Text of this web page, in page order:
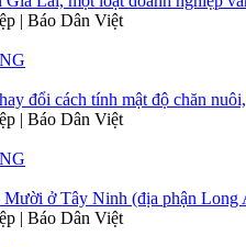
| Báo Dân Việt
đổi cách tính mật độ chăn
| Báo Dân Việt
ở Tây Ninh (địa phận Long
| Báo Dân Việt